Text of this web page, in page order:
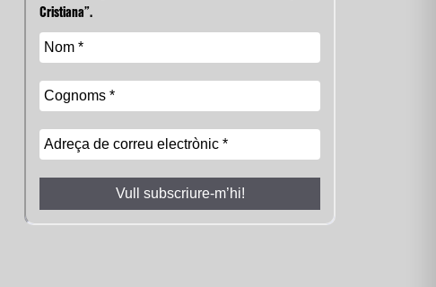
Cristiana”.